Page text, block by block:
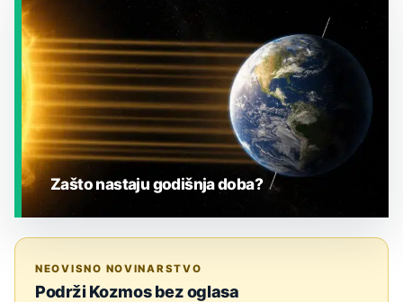
JESTE LI ZNALI?
Zašto nastaju godišnja doba?
NEOVISNO NOVINARSTVO
Podrži Kozmos bez oglasa